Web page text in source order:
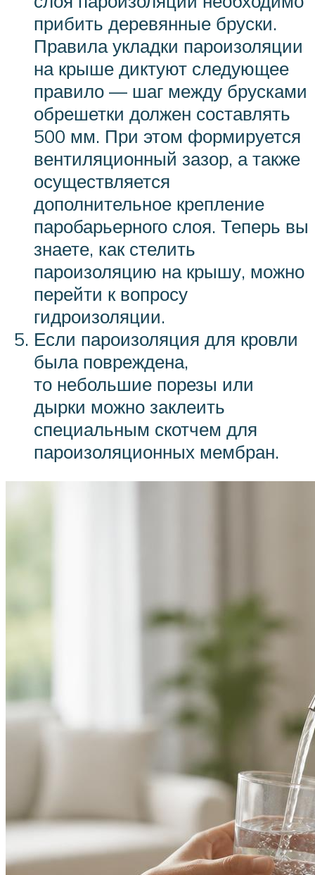
прибить деревянные бруски.
Правила укладки пароизоляции
на крыше диктуют следующее
правило — шаг между брусками
обрешетки должен составлять
500 мм. При этом формируется
вентиляционный зазор, а также
осуществляется
дополнительное крепление
паробарьерного слоя. Теперь вы
знаете, как стелить
пароизоляцию на крышу, можно
перейти к вопросу
гидроизоляции.
Если пароизоляция для кровли
была повреждена,
то небольшие порезы или
дырки можно заклеить
специальным скотчем для
пароизоляционных мембран.